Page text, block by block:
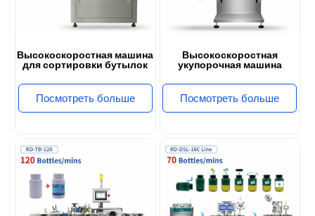
Высокоскоростная машина
для сортировки бутылок
Посмотреть больше
Высокоскоростная
укупорочная машина
Посмотреть больше